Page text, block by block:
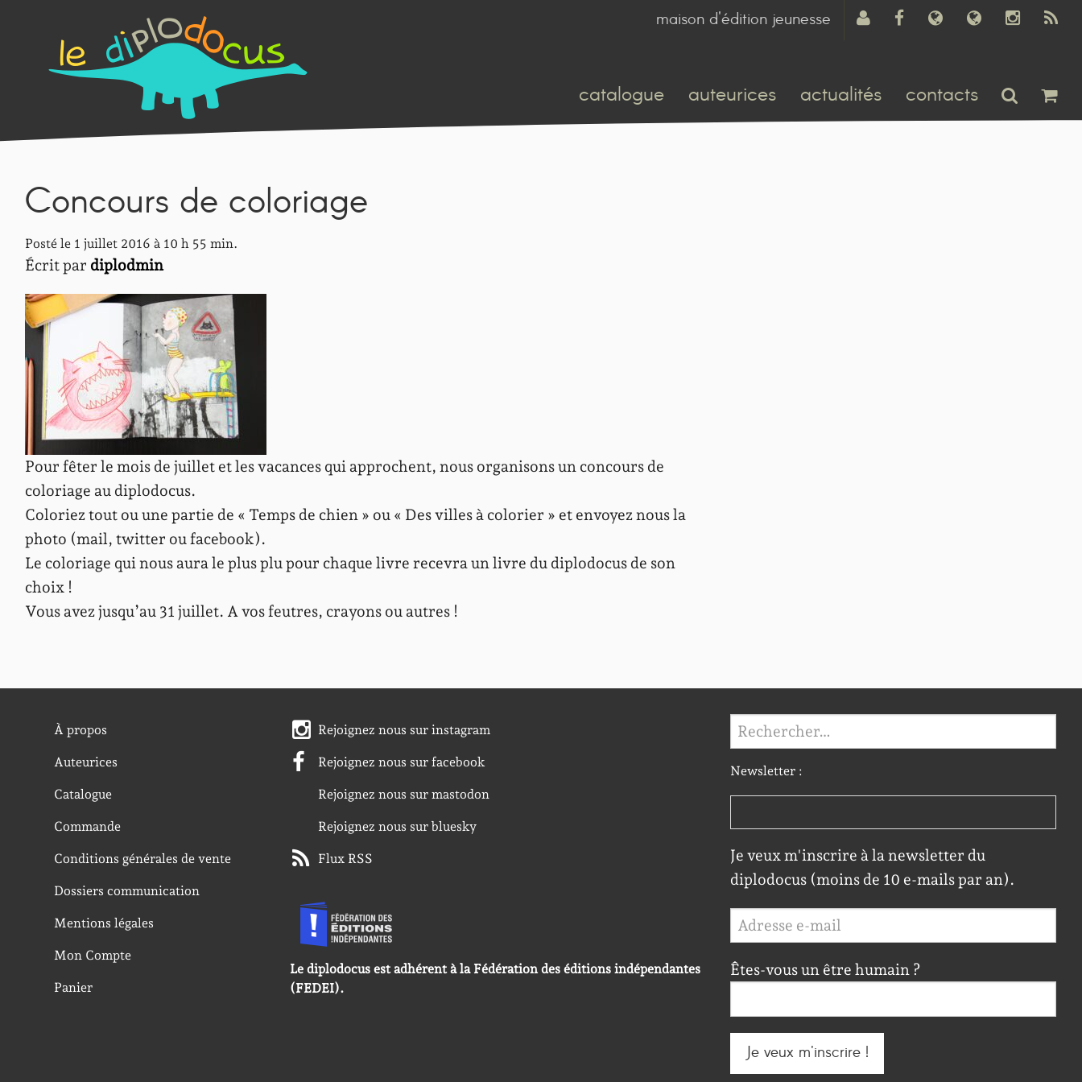
maison d'édition jeunesse
catalogue auteurices actualités contacts
Concours de coloriage
Posté le 1 juillet 2016 à 10 h 55 min.
Écrit par diplodmin
Pour fêter le mois de juillet et les vacances qui approchent, nous organisons un concours de
coloriage au diplodocus.
Coloriez tout ou une partie de « Temps de chien » ou « Des villes à colorier » et envoyez nous la
photo (mail, twitter ou facebook).
Le coloriage qui nous aura le plus plu pour chaque livre recevra un livre du diplodocus de son
choix !
Vous avez jusqu’au 31 juillet. A vos feutres, crayons ou autres !
À propos
Auteurices
Catalogue
Commande
Conditions générales de vente
Dossiers communication
Mentions légales
Mon Compte
Panier
Rejoignez nous sur instagram
Rejoignez nous sur facebook
Rejoignez nous sur mastodon
Rejoignez nous sur bluesky
Flux RSS
Le diplodocus est adhérent à la Fédération des éditions indépendantes
(FEDEI).
Rechercher :
Newsletter :
Je veux m'inscrire à la newsletter du
diplodocus (moins de 10 e-mails par an).
Êtes-vous un être humain ?